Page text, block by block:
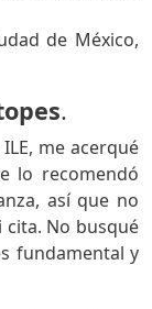
de México,
.
me acerqué
lo recomendó
así que no
No busqué
fundamental y